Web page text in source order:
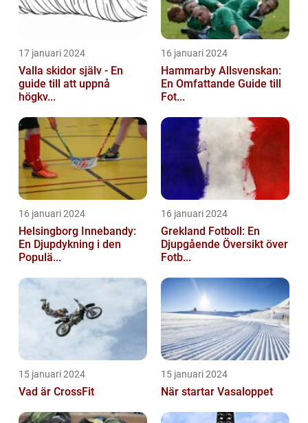
17 januari 2024
Valla skidor själv - En
guide till att uppnå
högkv...
16 januari 2024
Hammarby Allsvenskan:
En Omfattande Guide till
Fot...
16 januari 2024
Helsingborg Innebandy:
En Djupdykning i den
Populä...
16 januari 2024
Grekland Fotboll: En
Djupgående Översikt över
Fotb...
15 januari 2024
Vad är CrossFit
15 januari 2024
När startar Vasaloppet